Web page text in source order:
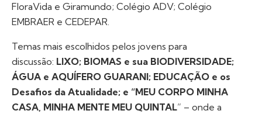
FloraVida e Giramundo; Colégio ADV; Colégio
EMBRAER e CEDEPAR.
Temas mais escolhidos pelos jovens para
discussão: LIXO; BIOMAS e sua BIODIVERSIDADE;
ÁGUA e AQUÍFERO GUARANI; EDUCAÇÃO e os
Desafios da Atualidade; e “MEU CORPO MINHA
CASA, MINHA MENTE MEU QUINTAL” – onde a